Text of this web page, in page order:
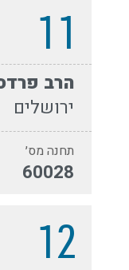
11
הרב
ירושלים
תחנה מס׳
60028
12